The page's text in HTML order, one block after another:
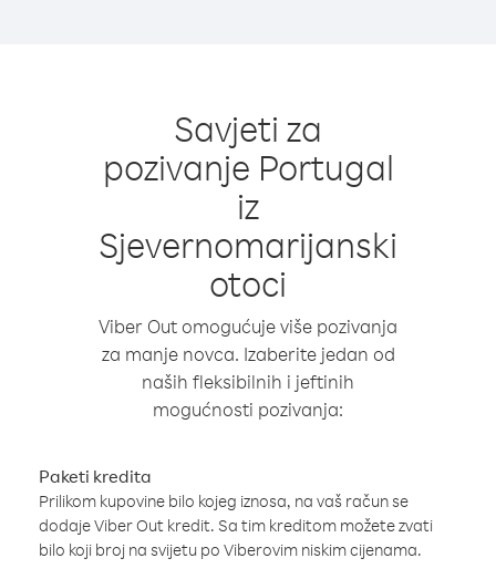
Savjeti za
pozivanje Portugal
iz
Sjevernomarijanski
otoci
Viber Out omogućuje više pozivanja
za manje novca. Izaberite jedan od
naših fleksibilnih i jeftinih
mogućnosti pozivanja:
Paketi kredita
Prilikom kupovine bilo kojeg iznosa, na vaš račun se
dodaje Viber Out kredit. Sa tim kreditom možete zvati
bilo koji broj na svijetu po Viberovim niskim cijenama.